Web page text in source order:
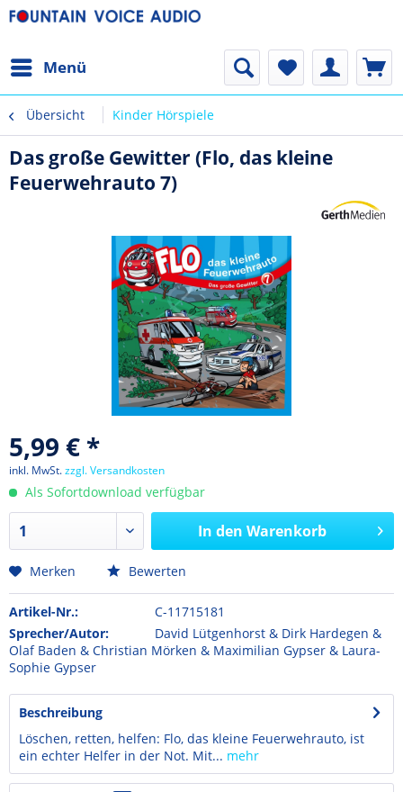
Menü
Übersicht Kinder Hörspiele
Das große Gewitter (Flo, das kleine
Feuerwehrauto 7)
5,99 € *
inkl. MwSt.zzgl. Versandkosten
Als Sofortdownload verfügbar
In den Warenkorb
Merken Bewerten
Artikel-Nr.:
C-11715181
Sprecher/Autor:
David Lütgenhorst & Dirk Hardegen &
Olaf Baden & Christian Mörken & Maximilian Gypser & Laura-
Sophie Gypser
Beschreibung
Löschen, retten, helfen: Flo, das kleine Feuerwehrauto, ist
ein echter Helfer in der Not. Mit... mehr